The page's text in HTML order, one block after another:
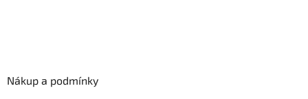
Nákup a podmínky